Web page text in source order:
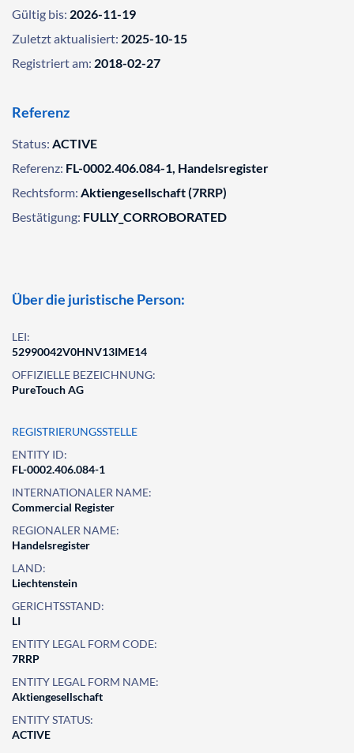
Gültig bis: 2026-11-19
Zuletzt aktualisiert: 2025-10-15
Registriert am: 2018-02-27
Referenz
Status: ACTIVE
Referenz: FL-0002.406.084-1, Handelsregister
Rechtsform: Aktiengesellschaft (7RRP)
Bestätigung: FULLY_CORROBORATED
Über die juristische Person:
LEI:
52990042V0HNV13IME14
OFFIZIELLE BEZEICHNUNG:
PureTouch AG
REGISTRIERUNGSSTELLE
ENTITY ID:
FL-0002.406.084-1
INTERNATIONALER NAME:
Commercial Register
REGIONALER NAME:
Handelsregister
LAND:
Liechtenstein
GERICHTSSTAND:
LI
ENTITY LEGAL FORM CODE:
7RRP
ENTITY LEGAL FORM NAME:
Aktiengesellschaft
ENTITY STATUS:
ACTIVE